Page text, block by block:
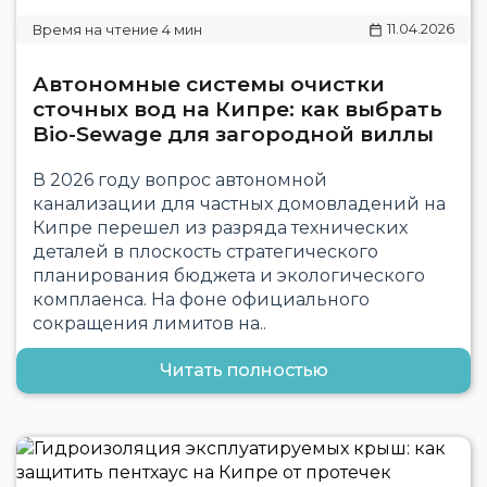
11.04.2026
Автономные системы очистки
сточных вод на Кипре: как выбрать
Bio-Sewage для загородной виллы
В 2026 году вопрос автономной
канализации для частных домовладений на
Кипре перешел из разряда технических
деталей в плоскость стратегического
планирования бюджета и экологического
комплаенса. На фоне официального
сокращения лимитов на..
Читать полностью